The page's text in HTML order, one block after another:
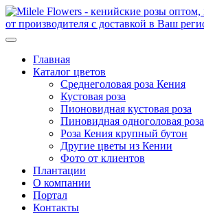
Главная
Каталог цветов
Среднеголовая роза Кения
Кустовая роза
Пионовидная кустовая роза
Пиновидная одноголовая роза
Роза Кения крупный бутон
Другие цветы из Кении
Фото от клиентов
Плантации
О компании
Портал
Контакты